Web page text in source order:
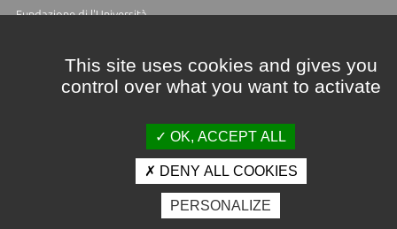
Fundazione di l'Università
Crédits et mentions légales
Espace presse
Photothèque
This site uses cookies and gives you
control over what you want to activate
OK, ACCEPT ALL
DENY ALL COOKIES
PERSONALIZE